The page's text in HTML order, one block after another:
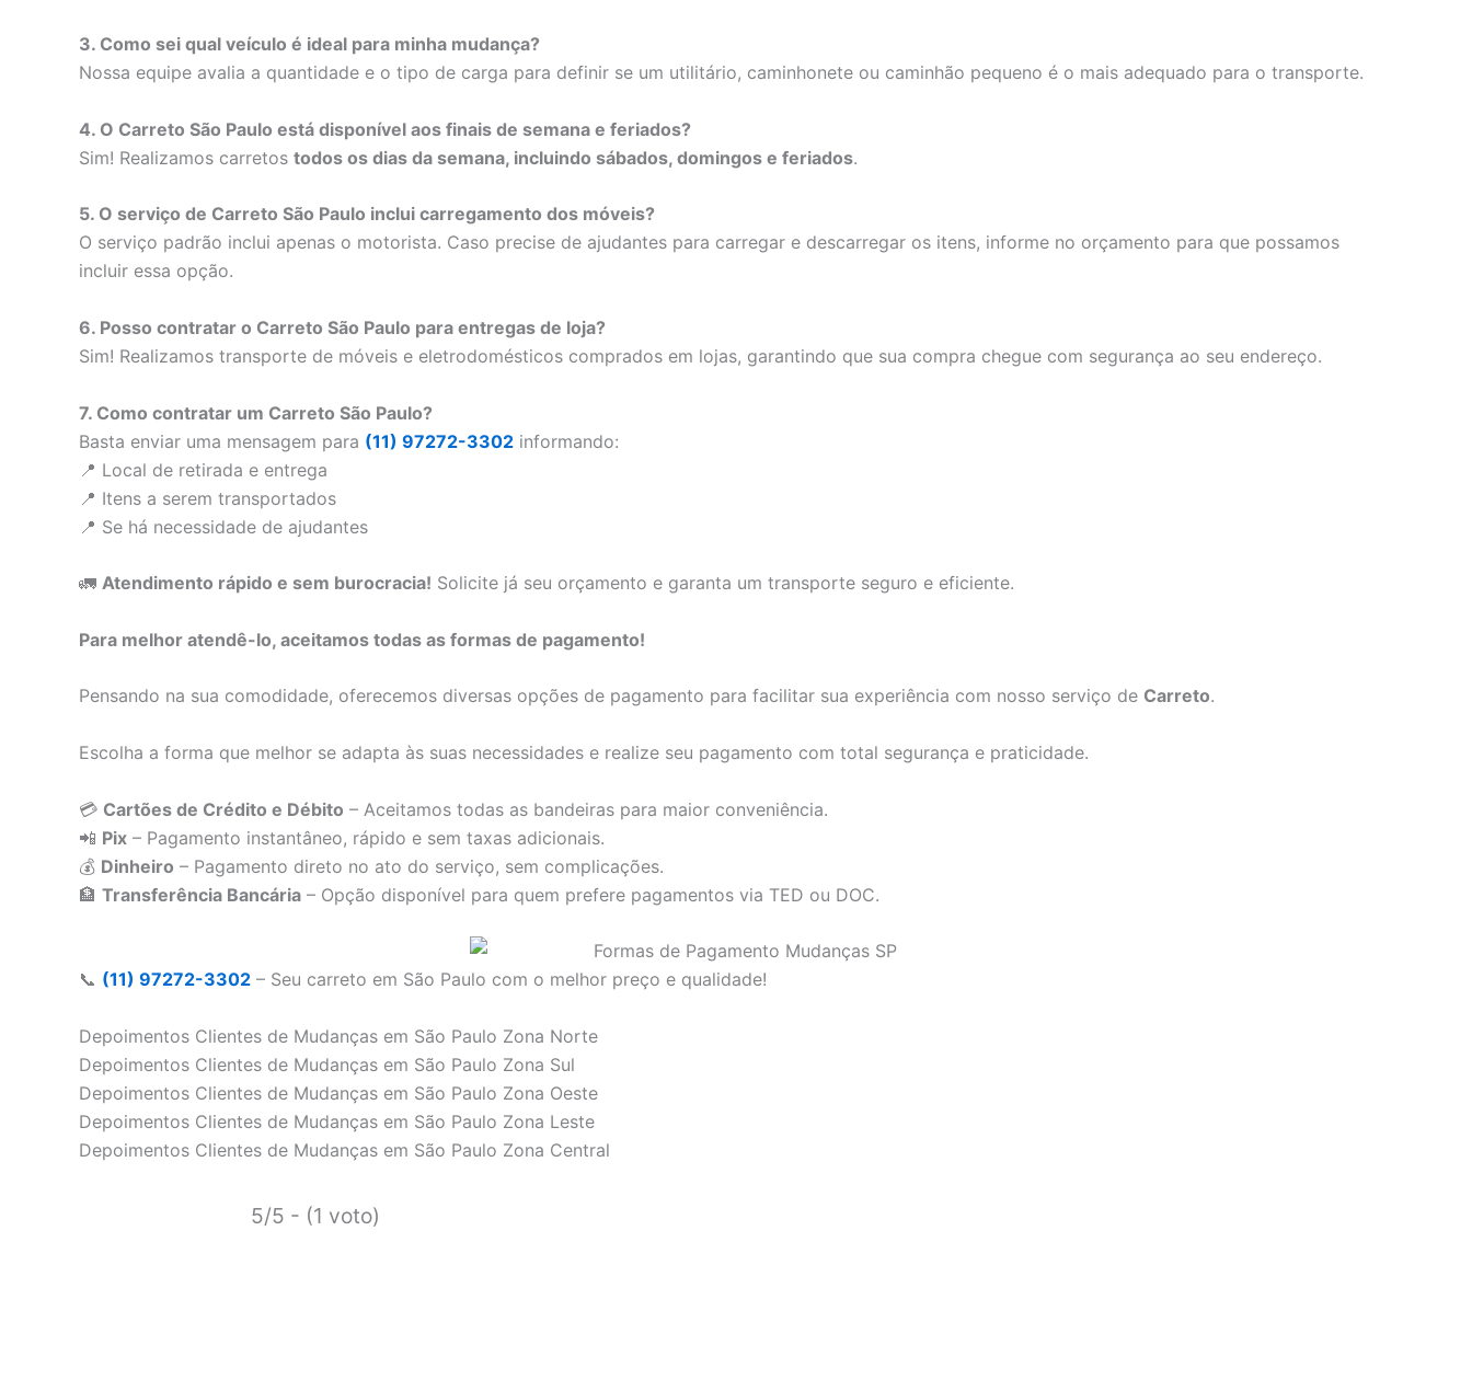
3. Como sei qual veículo é ideal para minha mudança?
Nossa equipe avalia a quantidade e o tipo de carga para definir se um utilitário, caminhonete ou caminhão pequeno é o mais adequado para o transporte.
4. O Carreto São Paulo está disponível aos finais de semana e feriados?
Sim! Realizamos carretos todos os dias da semana, incluindo sábados, domingos e feriados.
5. O serviço de Carreto São Paulo inclui carregamento dos móveis?
O serviço padrão inclui apenas o motorista. Caso precise de ajudantes para carregar e descarregar os itens, informe no orçamento para que possamos
incluir essa opção.
6. Posso contratar o Carreto São Paulo para entregas de loja?
Sim! Realizamos transporte de móveis e eletrodomésticos comprados em lojas, garantindo que sua compra chegue com segurança ao seu endereço.
7. Como contratar um Carreto São Paulo?
Basta enviar uma mensagem para (11) 97272-3302 informando:
📍 Local de retirada e entrega
📍 Itens a serem transportados
📍 Se há necessidade de ajudantes
🚛 Atendimento rápido e sem burocracia! Solicite já seu orçamento e garanta um transporte seguro e eficiente.
Para melhor atendê-lo, aceitamos todas as formas de pagamento!
Pensando na sua comodidade, oferecemos diversas opções de pagamento para facilitar sua experiência com nosso serviço de Carreto.
Escolha a forma que melhor se adapta às suas necessidades e realize seu pagamento com total segurança e praticidade.
💳 Cartões de Crédito e Débito – Aceitamos todas as bandeiras para maior conveniência.
📲 Pix – Pagamento instantâneo, rápido e sem taxas adicionais.
💰 Dinheiro – Pagamento direto no ato do serviço, sem complicações.
🏦 Transferência Bancária – Opção disponível para quem prefere pagamentos via TED ou DOC.
📞 (11) 97272-3302 – Seu carreto em São Paulo com o melhor preço e qualidade!
Depoimentos Clientes de Mudanças em São Paulo Zona Norte
Depoimentos Clientes de Mudanças em São Paulo Zona Sul
Depoimentos Clientes de Mudanças em São Paulo Zona Oeste
Depoimentos Clientes de Mudanças em São Paulo Zona Leste
Depoimentos Clientes de Mudanças em São Paulo Zona Central
5/5 - (1 voto)